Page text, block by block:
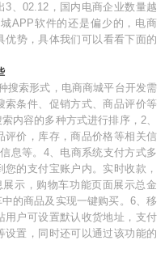
、02.12，国内电商企业数量越
APP软件的还是偏少的，电商
势，具体我们可以看看下面的
搜索形式，电商商城平台开发需
条件、促销方式、商品评价等
内容的多种方式进行排序，2、
评价，库存，商品价格等相关信
息等。4、电商系统支付方式多
的支付宝账户内。实时收款，
示，购物车功能页面展示总金
的商品及实现一键购买。6、移
用户可设置默认收货地址，支付
置，同时还可以通过该功能的